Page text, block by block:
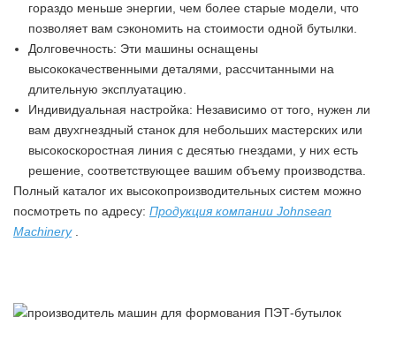
гораздо меньше энергии, чем более старые модели, что
позволяет вам сэкономить на стоимости одной бутылки.
Долговечность: Эти машины оснащены
высококачественными деталями, рассчитанными на
длительную эксплуатацию.
Индивидуальная настройка: Независимо от того, нужен ли
вам двухгнездный станок для небольших мастерских или
высокоскоростная линия с десятью гнездами, у них есть
решение, соответствующее вашим объему производства.
Полный каталог их высокопроизводительных систем можно
посмотреть по адресу: Продукция компании Johnsean
Machinery.